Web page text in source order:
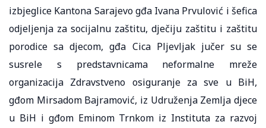
izbjeglice Kantona Sarajevo gđa Ivana Prvulović i šefica
odjeljenja za socijalnu zaštitu, dječiju zaštitu i zaštitu
porodice sa djecom, gđa Cica Pljevljak jučer su se
susrele s predstavnicama neformalne mreže
organizacija Zdravstveno osiguranje za sve u BiH,
gđom Mirsadom Bajramović, iz Udruženja Zemlja djece
u BiH i gđom Eminom Trnkom iz Instituta za razvoj